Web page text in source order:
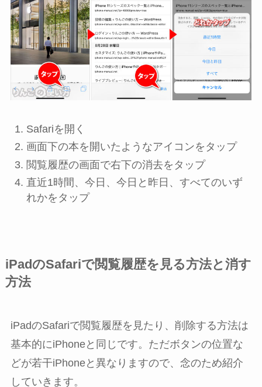
Safariを開く
画面下の本を開いたようなアイコンをタップ
閲覧履歴の画面で右下の消去をタップ
直近1時間 、 今日 、 今日と昨日 、 すべてのいず
れかをタップ
iPadのSafariで閲覧履歴を見る方法と消す
方法
iPadのSafariで閲覧履歴を見たり、削除する方法は
基本的にiPhoneと同じです。ただボタンの位置な
どが若干iPhoneと異なりますので、念のため紹介
していきます。